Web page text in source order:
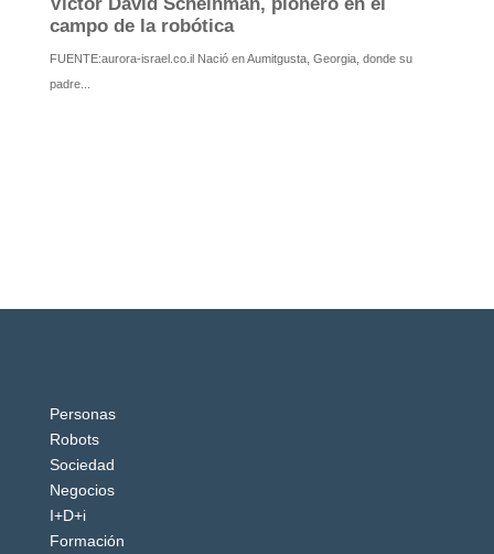
Personas
Robots
Sociedad
Negocios
I+D+i
Formación